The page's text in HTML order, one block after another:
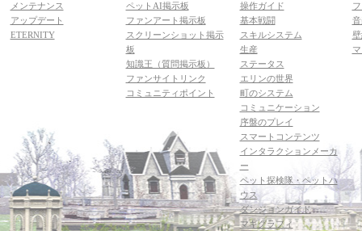
メンテナンス
アップデート
ETERNITY
ペットAI掲示板
ファンアート掲示板
スクリーンショット掲示
板
知識王（質問掲示板）
ファンサイトリンク
コミュニティポイント
操作ガイド
基本戦闘
スキルシステム
生産
ステータス
エリンの世界
町のシステム
コミュニケーション
序盤のプレイ
スマートコンテンツ
インタラクションメーカ
ー
ペット探検隊・ペットハ
ウス
ダンジョンガイド
マギグラフィ